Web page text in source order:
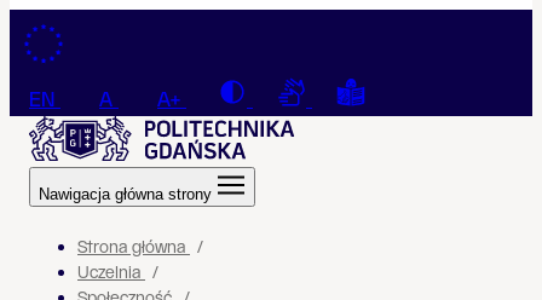
Przejdź do treści
EN A A+ Contrast Connection with a sign
Tekst łatwy do
Nawigacja główna strony
Strona główna
Uczelnia